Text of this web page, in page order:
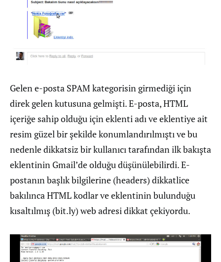
Gelen e-posta SPAM kategorisin girmediği için
direk gelen kutusuna gelmişti. E-posta, HTML
içeriğe sahip olduğu için eklenti adı ve eklentiye ait
resim güzel bir şekilde konumlandırılmıştı ve bu
nedenle dikkatsiz bir kullanıcı tarafından ilk bakışta
eklentinin Gmail’de olduğu düşünülebilirdi. E-
postanın başlık bilgilerine (headers) dikkatlice
bakılınca HTML kodlar ve eklentinin bulunduğu
kısaltılmış (bit.ly) web adresi dikkat çekiyordu.